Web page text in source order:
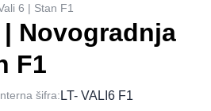
Novogradnja
F1
6 | Stan F1
šifra: LT- VALI6 F1